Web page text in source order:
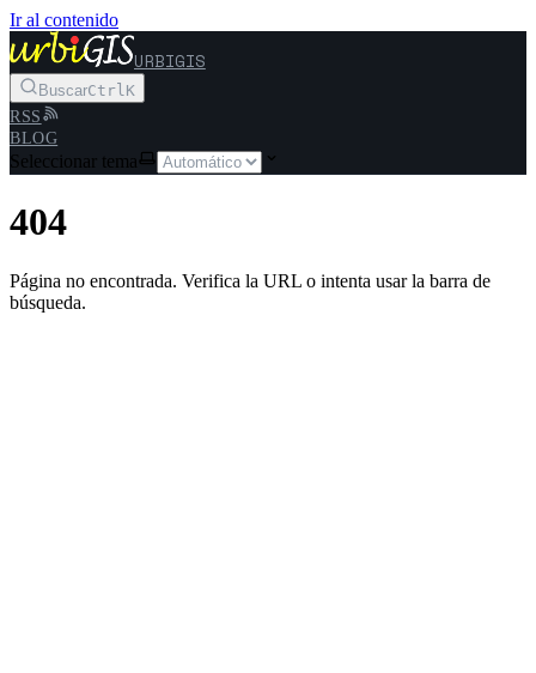
Ir al contenido
URBIGIS
BuscarCtrlK
RSS
BLOG
Seleccionar tema
404
Página no encontrada. Verifica la URL o intenta usar la barra de
búsqueda.